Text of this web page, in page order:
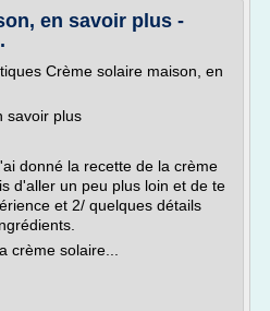
en savoir plus -
Crème solaire maison, en
savoir plus
donné la recette de la crème
d'aller un peu plus loin et de te
et 2/ quelques détails
crème solaire...